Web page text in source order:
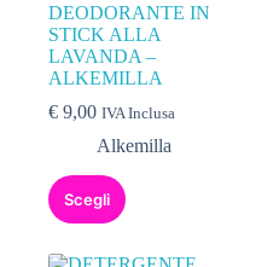
DEODORANTE IN
STICK ALLA
LAVANDA –
ALKEMILLA
€ 9,00 IVA Inclusa
Alkemilla
Scegli